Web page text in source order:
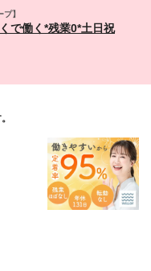
ザビル2F ◆大阪府大阪市北
ル5F ◆大阪府大阪市浪速
オフィスさっぽろ20F ◆北海
8-41 福岡朝日会館ビルデ
多区博多駅前1-15-20 Nmf
県熊本市中央区新市街11-18
グ10F ◆沖縄県那覇市松山1-
】
で働く*残業0*土日祝